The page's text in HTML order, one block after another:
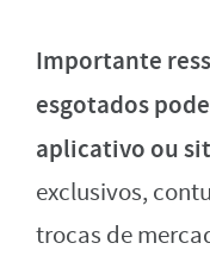
Importante
esgotados
aplicativo ou
exclusivos,
trocas de